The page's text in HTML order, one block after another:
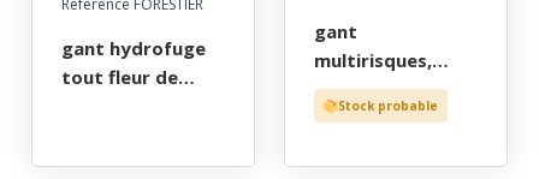
Référence FORESTIER
gant hydrofuge
tout fleur de
debrousaillage,
gant
multirisques,
froid -30°c,
tricote une piece
Stock probable